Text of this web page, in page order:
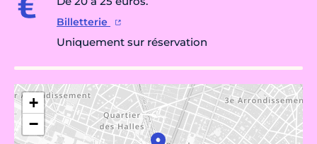
Billetterie
Uniquement sur réservation
+
−